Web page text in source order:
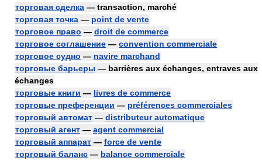
торговая сделка — transaction, marché
торговая точка — point de vente
торговое право — droit de commerce
торговое соглашение — convention commerciale
торговое судно — navire marchand
торговые барьеры — barrières aux échanges, entraves aux
échanges
торговые книги — livres de commerce
торговые преференции — préférences commerciales
торговый автомат — distributeur automatique
торговый агент — agent commercial
торговый аппарат — force de vente
торговый баланс — balance commerciale